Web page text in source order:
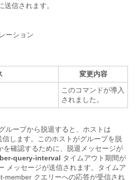
信されます。
ーション
変更内容
このコマンドが導入
されました。
ループから脱退すると、ホストは
します。このホストがグループを脱
を確認するために、脱退メッセージが
query-interval タイムアウト期間が
メッセージが送信されます。タイムア
member クエリーへの応答が受信され